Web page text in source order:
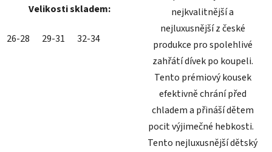
Velikosti skladem:
26-28 29-31 32-34
nejkvalitnější a
nejluxusnější z české
produkce pro spolehlivé
zahřátí dívek po koupeli.
Tento prémiový kousek
efektivně chrání před
chladem a přináší dětem
pocit výjimečné hebkosti.
Tento nejluxusnější dětský